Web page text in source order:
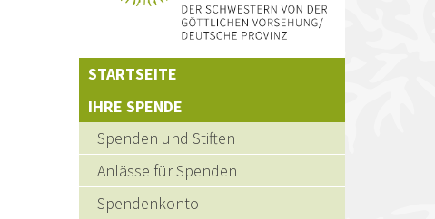
Hauptnavigation
STARTSEITE
IHRE SPENDE
Spenden und Stiften
Anlässe für Spenden
Spendenkonto